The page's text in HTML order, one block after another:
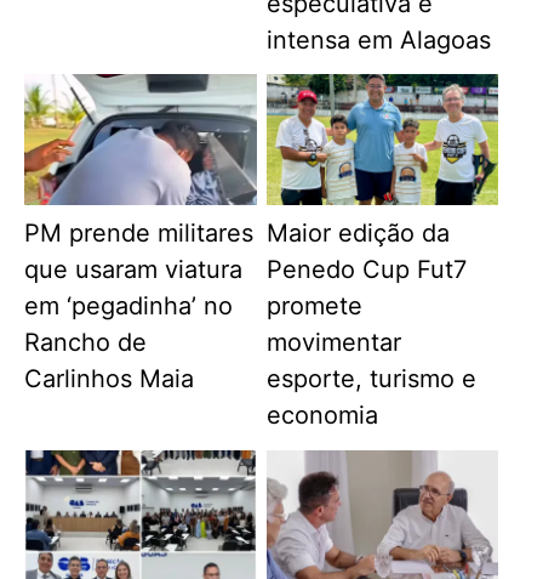
intensa em Alagoas
PM prende militares
que usaram viatura
em ‘pegadinha’ no
Rancho de
Carlinhos Maia
Maior edição da
Penedo Cup Fut7
promete
movimentar
esporte, turismo e
economia